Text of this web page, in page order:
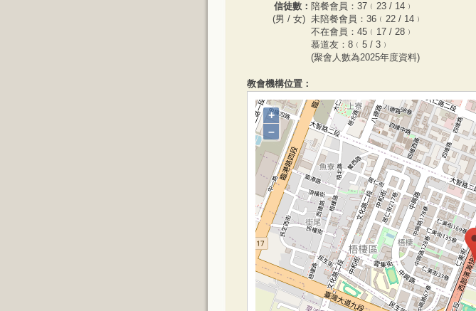
信徒數：
(男 / 女)
陪餐會員：37﹙23 / 14﹚
未陪餐會員：36﹙22 / 14﹚
不在會員：45﹙17 / 28﹚
慕道友：8﹙5 / 3﹚
(聚會人數為2025年度資料)
教會機構位置：